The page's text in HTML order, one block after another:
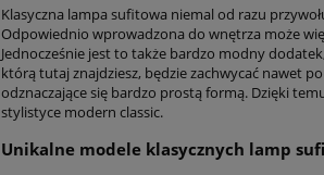
Klasyczna lampa sufitowa niemal od razu
Odpowiednio wprowadzona do wnętrza może
Jednocześnie jest to także bardzo modny
którą tutaj znajdziesz, będzie zachwycać nawet
odznaczające się bardzo prostą formą. Dzięki
stylistyce modern classic.
Unikalne modele klasycznych lamp